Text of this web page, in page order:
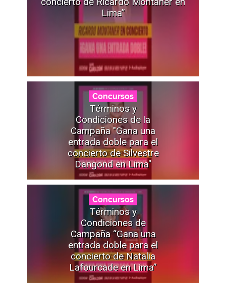
Lima”
Concursos
Términos y
Condiciones de la
Campaña "Gana una
entrada doble para el
concierto de Silvestre
Dangond en Lima"
Concursos
Términos y
Condiciones de
Campaña “Gana una
entrada doble para el
concierto de Natalia
Lafourcade en Lima”